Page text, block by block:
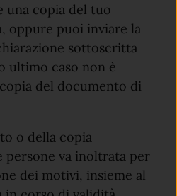
una copia del tuo
oppure puoi inviare la
sottoscritta
ultimo caso non è
del documento di
o della copia
persone va inoltrata per
dei motivi, insieme al